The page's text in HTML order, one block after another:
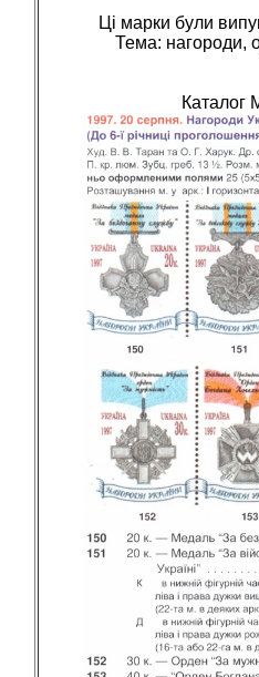
Ці марки були
Тема: нагороди,
Каталог